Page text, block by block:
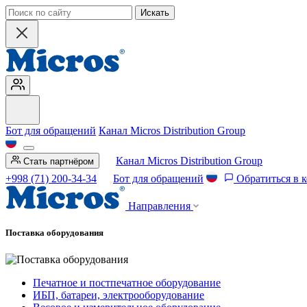
Искать
Бот для обращений Канал Micros Distribution Group
Стать партнёром
Канал Micros Distribution Group
+998 (71) 200-34-34
Бот для обращений Обратиться в
Направления
Поставка оборудования
Печатное и постпечатное оборудование
ИБП, батареи, электрооборудование